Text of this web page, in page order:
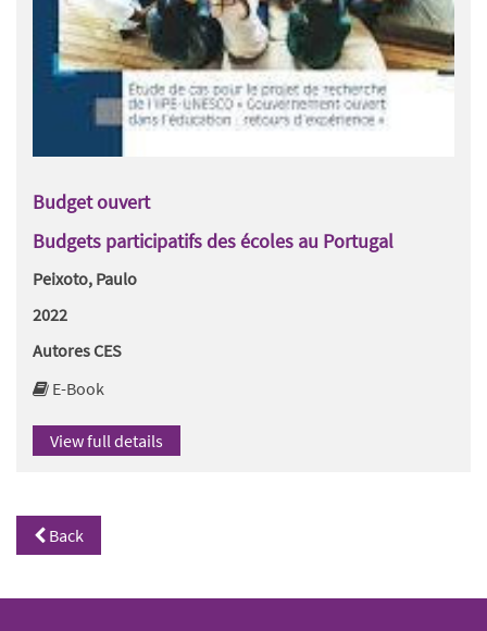
Budget ouvert
Budgets participatifs des écoles au Portugal
Peixoto, Paulo
2022
Autores CES
E-Book
View full details
Back